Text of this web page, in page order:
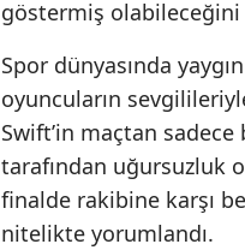
göstermiş
Spor dünyasında
oyuncuların
Swift’in maçtan
tarafından uğursuzluk
finalde rakibine karşı
nitelikte yorumlandı.